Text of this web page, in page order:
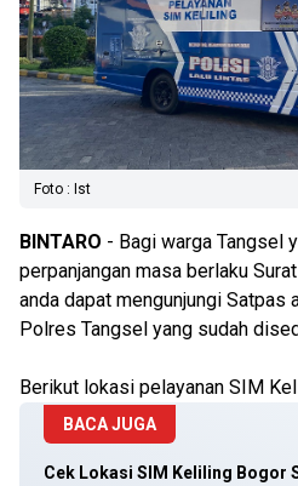
Foto : Ist
BINTARO - Bagi warga Tangsel
perpanjangan masa berlaku
anda dapat mengunjungi Satpas
Polres Tangsel yang sudah
Berikut lokasi pelayanan SIM
BACA JUGA
Cek Lokasi SIM Keliling Bogor